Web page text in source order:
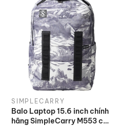
SIMPLECARRY
Balo Laptop 15.6 inch chính
hãng SimpleCarry M553 cao